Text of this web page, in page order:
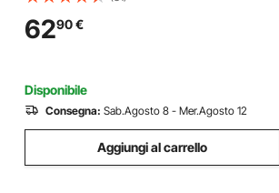
Bifacciale con Lavagna e Registratore di
Cassa, Bancarella del Mercato per
6290€
Disponibile
Consegna: Sab.Agosto 8 - Mer.Agosto 12
Aggiungi al carrello